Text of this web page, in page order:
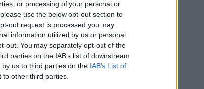
or processing of your personal or
use the below opt-out section to
out request is processed you may
information utilized by us or personal
out. You may separately opt-out of the
parties on the IAB’s list of downstream
us to third parties on the IAB’s List of
other third parties.